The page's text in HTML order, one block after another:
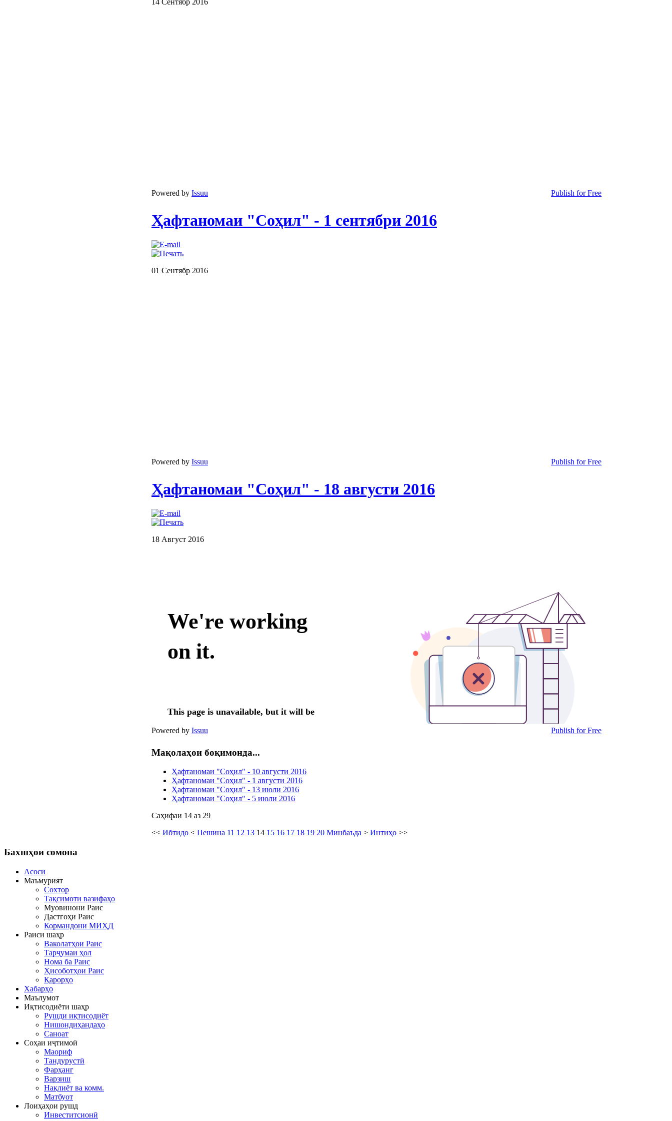
14 Сентябр 2016
Powered by Issuu Publish for Free
Ҳафтаномаи "Соҳил" - 1 сентябри 2016
01 Сентябр 2016
Powered by Issuu Publish for Free
Ҳафтаномаи "Соҳил" - 18 августи 2016
18 Август 2016
Powered by Issuu Publish for Free
Мақолаҳои боқимонда...
Ҳафтаномаи "Соҳил" - 10 августи 2016
Ҳафтаномаи "Соҳил" - 1 августи 2016
Ҳафтаномаи "Соҳил" - 13 июли 2016
Ҳафтаномаи "Соҳил" - 5 июли 2016
Саҳифаи 14 аз 29
<< Ибтидо < Пешина 11 12 13 14 15 16 17 18 19 20 Минбаъда > Интиҳо >>
Бахшҳои сомона
Асосӣ
Маъмурият
Сохтор
Тақсимоти вазифаҳо
Муовинони Раис
Дастгоҳи Раис
Кормандони МИҲД
Раиси шаҳр
Ваколатҳои Раис
Тарҷумаи ҳол
Нома ба Раис
Ҳисоботҳои Раис
Қарорҳо
Хабарҳо
Маълумот
Иқтисодиёти шаҳр
Рушди иқтисодиёт
Нишондиҳандаҳо
Саноат
Соҳаи иҷтимоӣ
Маориф
Тандурустӣ
Фарҳанг
Варзиш
Нақлиёт ва комм.
Матбуот
Лоиҳаҳои рушд
Инвеститсионӣ